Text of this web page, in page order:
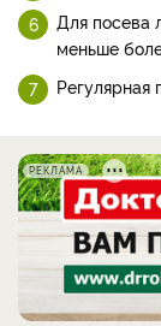
Для посева
меньше
Регулярная
РЕКЛАМА